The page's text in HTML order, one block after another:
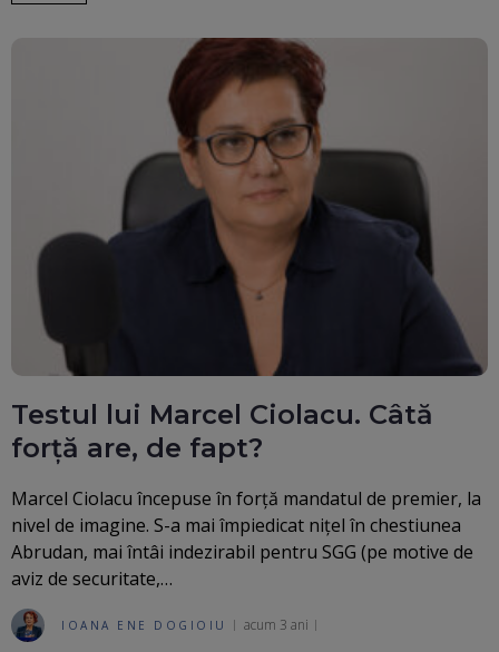
Testul lui Marcel Ciolacu. Câtă
forță are, de fapt?
Marcel Ciolacu începuse în forță mandatul de premier, la
nivel de imagine. S-a mai împiedicat nițel în chestiunea
Abrudan, mai întâi indezirabil pentru SGG (pe motive de
aviz de securitate,…
IOANA ENE DOGIOIU acum 3 ani